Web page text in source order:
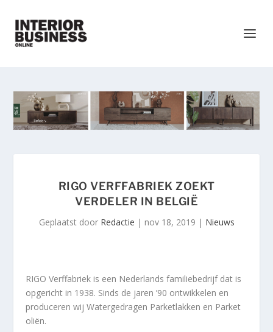
RIGO VERFFABRIEK ZOEKT
VERDELER IN BELGIË
Geplaatst door Redactie | nov 18, 2019 | Nieuws
RIGO Verffabriek is een Nederlands familiebedrijf dat is
opgericht in 1938. Sinds de jaren ’90 ontwikkelen en
produceren wij Watergedragen Parketlakken en Parket
oliën.